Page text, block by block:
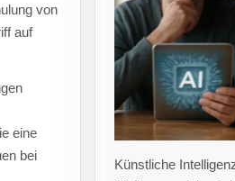
von
auf
eine
bei